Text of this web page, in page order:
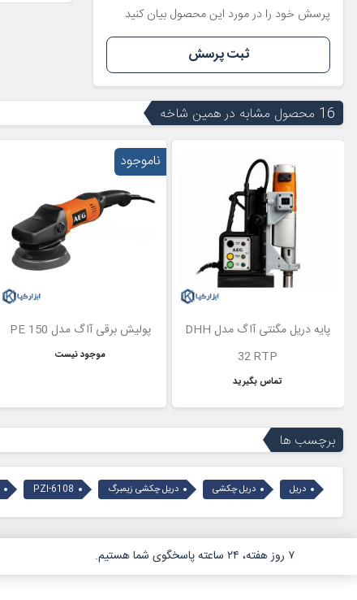
پرسش خود را در مورد این محصول بیان کنید
ثبت پرسش
16 محصول مشابه در همین شاخه
پایه دریل مگنتی آاگ مدل DHH
32 RTP
تماس بگیرید
پولیش برقی آاگ مدل PE 150
موجود نیست
ناموجود
برچسب ها
دریل دریل چکشی دریل چکشی زیمبرگ PZI-6108
۷ روز هفته، ۲۴ ساعته پاسخگوی شما هستیم.